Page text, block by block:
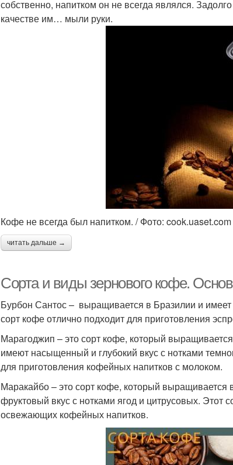
собственно, напитком он не всегда являлся.
качестве им… мыли руки.
Кофе не всегда был напитком. / Фото: cook.uaset.com
читать дальше →
Сорта и виды зернового кофе.
Бурбон Сантос – выращивается в Бразилии и
сорт кофе отлично подходит для приготовления
Марагоджип – это сорт кофе, который
имеют насыщенный и глубокий вкус с нотками
для приготовления кофейных напитков с молоком.
Маракайбо – это сорт кофе, который
фруктовый вкус с нотками ягод и цитрусовых. Этот
освежающих кофейных напитков.